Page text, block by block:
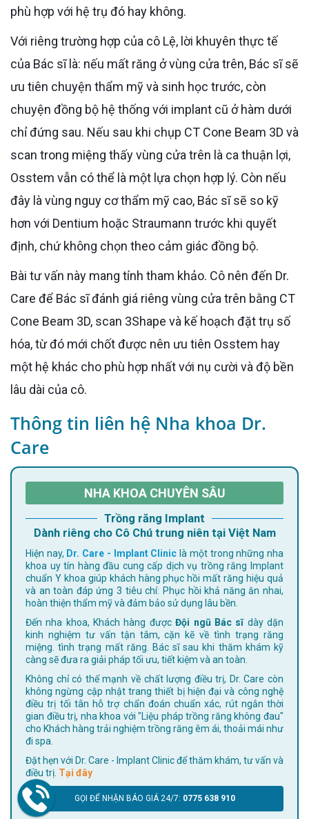
phù hợp với hệ trụ đó hay không.
Với riêng trường hợp của cô Lệ, lời khuyên thực tế
của Bác sĩ là: nếu mất răng ở vùng cửa trên, Bác sĩ sẽ
ưu tiên chuyện thẩm mỹ và sinh học trước, còn
chuyện đồng bộ hệ thống với implant cũ ở hàm dưới
chỉ đứng sau. Nếu sau khi chụp CT Cone Beam 3D và
scan trong miệng thấy vùng cửa trên là ca thuận lợi,
Osstem vẫn có thể là một lựa chọn hợp lý. Còn nếu
đây là vùng nguy cơ thẩm mỹ cao, Bác sĩ sẽ so kỹ
hơn với Dentium hoặc Straumann trước khi quyết
định, chứ không chọn theo cảm giác đồng bộ.
Bài tư vấn này mang tính tham khảo. Cô nên đến Dr.
Care để Bác sĩ đánh giá riêng vùng cửa trên bằng CT
Cone Beam 3D, scan 3Shape và kế hoạch đặt trụ số
hóa, từ đó mới chốt được nên ưu tiên Osstem hay
một hệ khác cho phù hợp nhất với nụ cười và độ bền
lâu dài của cô.
Thông tin liên hệ Nha khoa Dr.
Care
NHA KHOA CHUYÊN SÂU
Trồng răng Implant
Dành riêng cho Cô Chú trung niên tại Việt Nam
Hiện nay, Dr. Care - Implant Clinic là một trong những nha
khoa uy tín hàng đầu cung cấp dịch vụ trồng răng Implant
chuẩn Y khoa giúp khách hàng phục hồi mất răng hiệu quả
và an toàn đáp ứng 3 tiêu chí: Phục hồi khả năng ăn nhai,
hoàn thiện thẩm mỹ và đảm bảo sử dụng lâu bền.
Đến nha khoa, Khách hàng đượcĐội ngũ Bác sĩdày dặn
kinh nghiệm tư vấn tận tâm, cặn kẽ về tình trạng răng
miệng. tình trạng mất răng. Bác sĩ sau khi thăm khám kỹ
càng sẽ đưa ra giải pháp tối ưu, tiết kiệm và an toàn.
Không chỉ có thế mạnh về chất lượng điều trị, Dr. Care còn
không ngừng cập nhật trang thiết bị hiện đại và công nghệ
điều trị tối tân hỗ trợ chẩn đoán chuẩn xác, rút ngắn thời
gian điều trị, nha khoa với "Liệu pháp trồng răng không đau"
cho Khách hàng trải nghiệm trồng răng êm ái, thoải mái như
đi spa.
Đặt hẹn với Dr. Care - Implant Clinic để thăm khám, tư vấn và
điều trị. Tại đây
GỌI ĐỂ NHẬN BÁO GIÁ 24/7: 0775 638 910